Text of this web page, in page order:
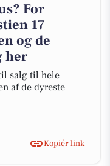
For
17
og de
her
salg til hele
af de dyreste
Kopiér link